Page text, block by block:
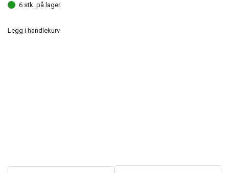
6 stk. på lager.
Legg i handlekurv